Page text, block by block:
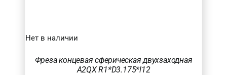
Нет в наличии
Фреза концевая сферическая двухзаходная
A2QX R1*D3.175*l12